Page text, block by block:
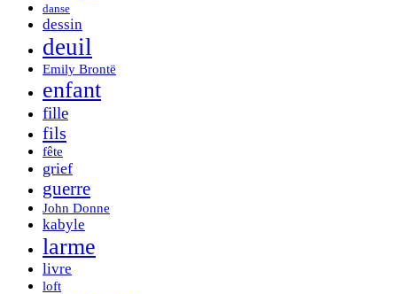
danse
dessin
deuil
Emily Brontë
enfant
fille
fils
fête
grief
guerre
John Donne
kabyle
larme
livre
loft